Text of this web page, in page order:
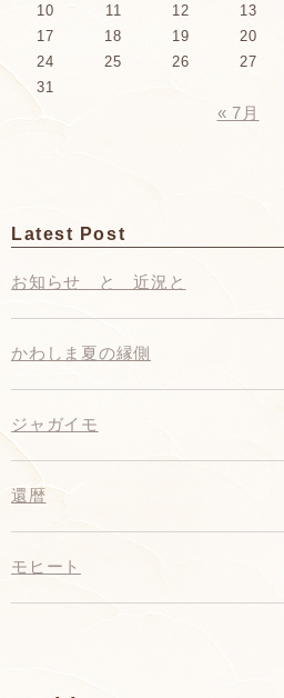
10
11 12 13
17
18 19 20
24
25 26 27
31
« 7月
Latest Post
お知らせ と 近況と
かわしま夏の縁側
ジャガイモ
還暦
モヒート